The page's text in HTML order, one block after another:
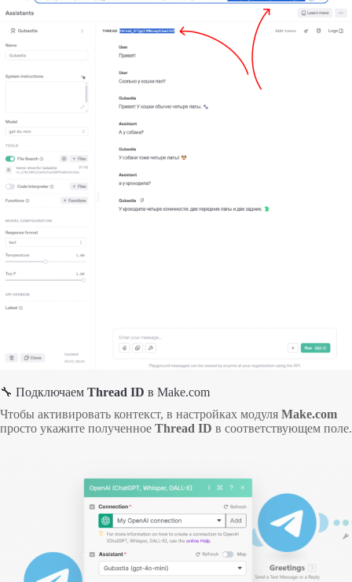
🔧 Подключаем Thread ID в Make.com
Чтобы активировать контекст, в настройках модуля Make.com
просто укажите полученное Thread ID в соответствующем поле.